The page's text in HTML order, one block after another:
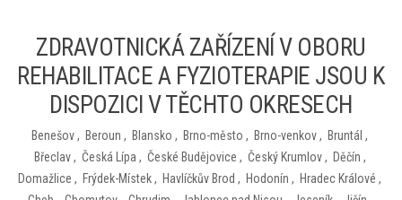
ZDRAVOTNICKÁ ZAŘÍZENÍ V OBORU
REHABILITACE A FYZIOTERAPIE JSOU K
DISPOZICI V TĚCHTO OKRESECH
Benešov, Beroun , Blansko , Brno-město , Brno-venkov, Bruntál ,
Břeclav, Česká Lípa , České Budějovice , Český Krumlov, Děčín ,
Domažlice , Frýdek-Místek, Havlíčkův Brod , Hodonín , Hradec Králové ,